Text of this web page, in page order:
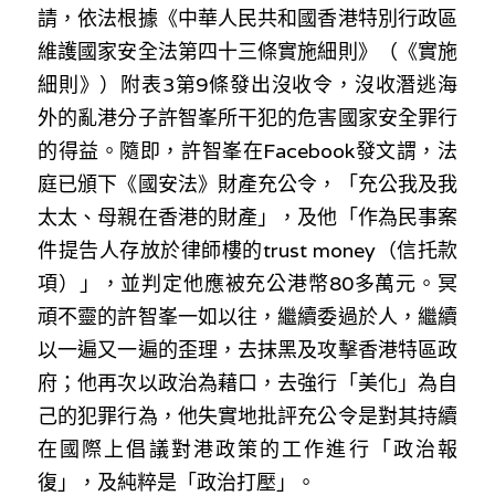
極端暴恐實錄
招國偉專欄
高松傑專欄
林伯強專欄
馮煒光專欄
趙處機專欄
KOL 精選
大衛sir專欄
曾子晴 - 晴深直說
龔靜儀大律師專欄
陳貴春大律師專欄
35+顛覆案
花生仔漫畫週記
商戶合作
支持讚助
條款及細則
關於我們
繁體中文
English
請，依法根據《中華人民共和國香港特別行政區
維護國家安全法第四十三條實施細則》（《實施
細則》）附表3第9條發出沒收令，沒收潛逃海
外的亂港分子許智峯所干犯的危害國家安全罪行
的得益。隨即，許智峯在Facebook發文謂，法
庭已頒下《國安法》財產充公令，「充公我及我
太太、母親在香港的財產」，及他「作為民事案
件提告人存放於律師樓的trust money（信托款
項）」，並判定他應被充公港幣80多萬元。冥
頑不靈的許智峯一如以往，繼續委過於人，繼續
以一遍又一遍的歪理，去抹黑及攻擊香港特區政
府；他再次以政治為藉口，去強行「美化」為自
己的犯罪行為，他失實地批評充公令是對其持續
在國際上倡議對港政策的工作進行「政治報
復」，及純粹是「政治打壓」。